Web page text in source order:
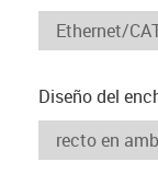
Diseño del